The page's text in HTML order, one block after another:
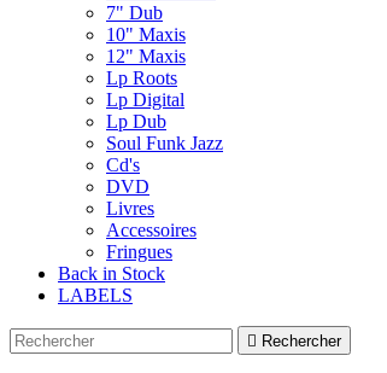
7" Dub
10" Maxis
12" Maxis
Lp Roots
Lp Digital
Lp Dub
Soul Funk Jazz
Cd's
DVD
Livres
Accessoires
Fringues
Back in Stock
LABELS
 Rechercher